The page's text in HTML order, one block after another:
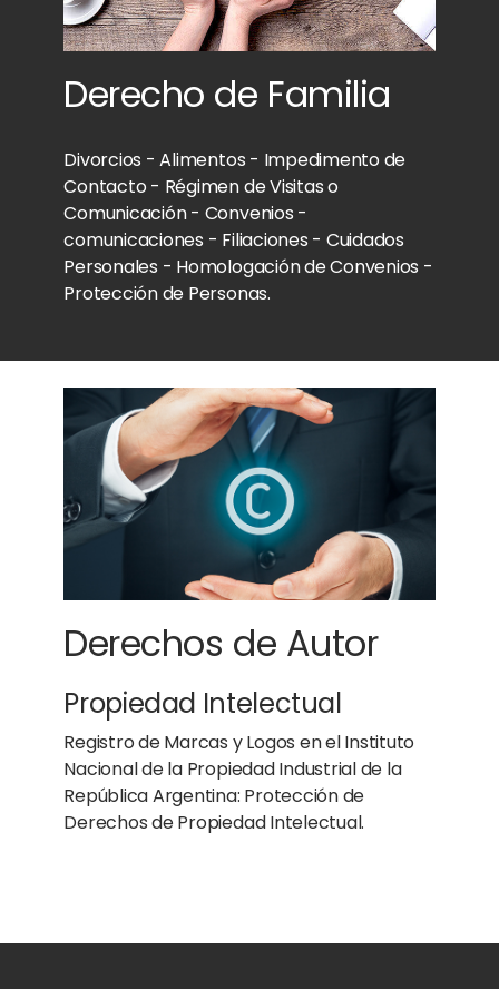
Derecho de Familia
Divorcios - Alimentos - Impedimento de
Contacto - Régimen de Visitas o
Comunicación - Convenios -
comunicaciones - Filiaciones - Cuidados
Personales - Homologación de Convenios -
Protección de Personas.
Derechos de Autor
Propiedad Intelectual
Registro de Marcas y Logos en el Instituto
Nacional de la Propiedad Industrial de la
República Argentina: Protección de
Derechos de Propiedad Intelectual.